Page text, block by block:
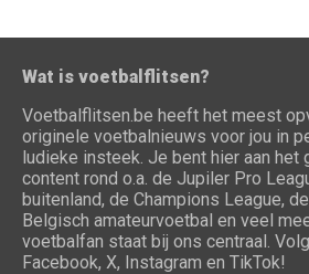
Wat is voetbalflitsen?
Voetbalflitsen.be heeft het meest
originele voetbalnieuws voor jou in
ludieke insteek. Je bent hier aan het
content rond o.a. de Jupiler Pro
buitenland, de Champions League,
Belgisch amateurvoetbal en veel
voetbalfan staat bij ons centraal.
Facebook, X, Instagram en TikTok!